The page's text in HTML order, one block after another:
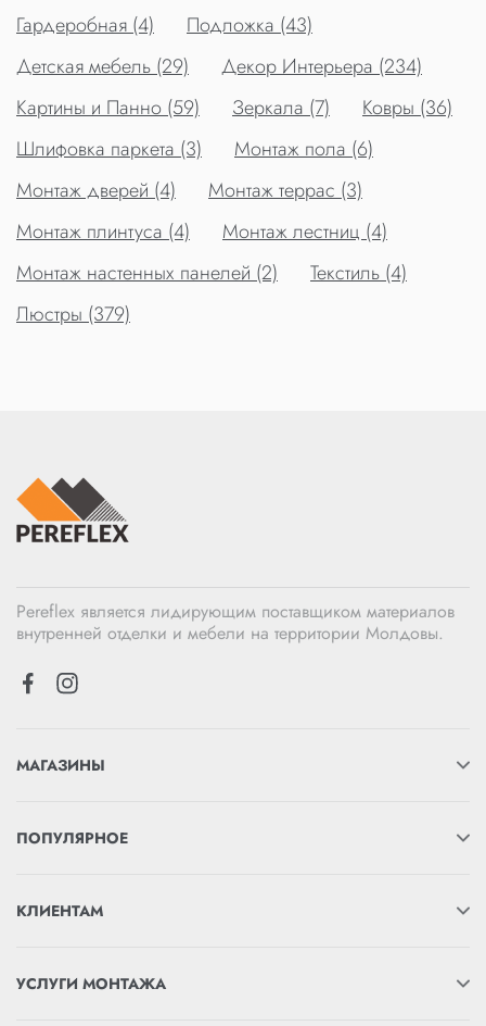
Гардеробная (4)
Подложка (43)
Детская мебель (29)
Декор Интерьера (234)
Картины и Панно (59)
Зеркала (7)
Ковры (36)
Шлифовка паркета (3)
Монтаж пола (6)
Монтаж дверей (4)
Монтаж террас (3)
Монтаж плинтуса (4)
Монтаж лестниц (4)
Монтаж настенных панелей (2)
Текстиль (4)
Люстры (379)
Pereflex является лидирующим поставщиком материалов
внутренней отделки и мебели на территории Молдовы.
МАГАЗИНЫ
ПОПУЛЯРНОЕ
КЛИЕНТАМ
УСЛУГИ МОНТАЖА